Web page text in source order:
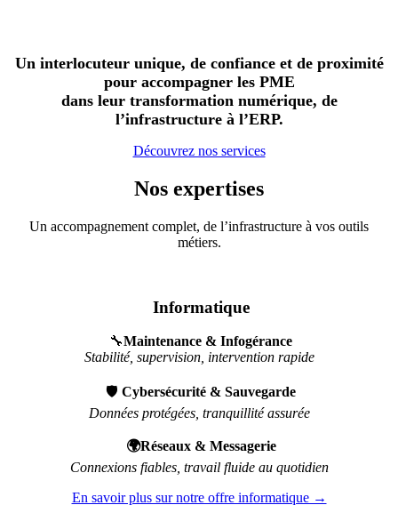
Un interlocuteur unique, de confiance et de proximité
pour accompagner les PME
dans leur transformation numérique, de
l’infrastructure à l’ERP.
Découvrez no​​s services
Nos expertises
Un accompagnement complet, de l’infrastructure à vos outils
métiers.
Informatique
🔧Maintenance & Infogérance
Stabilité, supervision, intervention rapide
🛡️ Cybersécurité & Sauvegarde
Données protégées, tranquillité assurée
🌍Réseaux & Messagerie
Connexions fiables, travail fluide au quotidien
En savoir plus sur notre offre informatique →